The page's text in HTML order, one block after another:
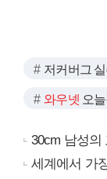
저커버그
와우넷 오
30cm 남성의
세계에서 가